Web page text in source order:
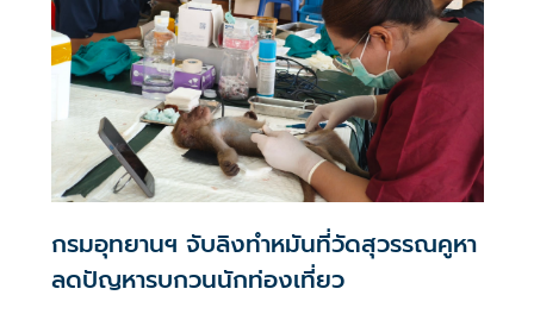
ความกังวลว่าอาจส่งผลกระทบต่อโครงสร้างถนนในระยะยาว
กรมอุทยานฯ จับลิงทำหมันที่วัดสุวรรณคูหา
ลดปัญหารบกวนนักท่องเที่ยว